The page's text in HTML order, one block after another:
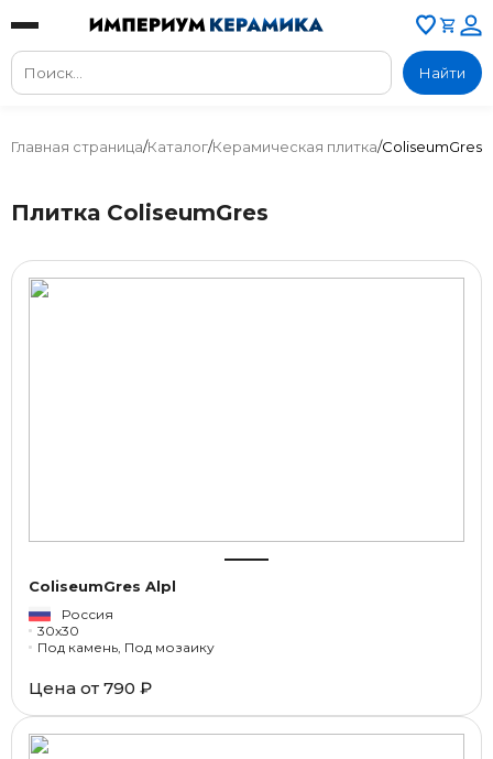
Найти
Главная страница/Каталог/Керамическая плитка/ColiseumGres
Плитка ColiseumGres
ColiseumGres Alpl
Россия
30x30
Под камень, Под мозаику
Цена от 790 ₽